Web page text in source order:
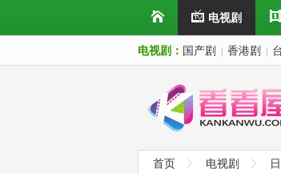
电视剧
电视剧： 国产剧 香港剧
首页 电视剧